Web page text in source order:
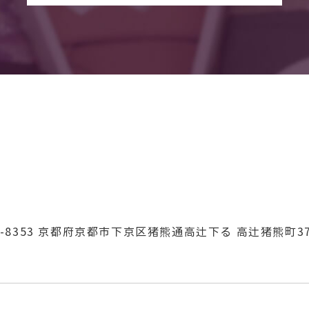
8353 京都府京都市下京区猪熊通高辻下る 高辻猪熊町